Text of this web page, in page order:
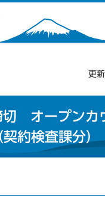
更
オープンカ
約検査課分）